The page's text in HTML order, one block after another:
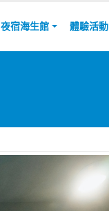
夜宿海生館 體驗活動